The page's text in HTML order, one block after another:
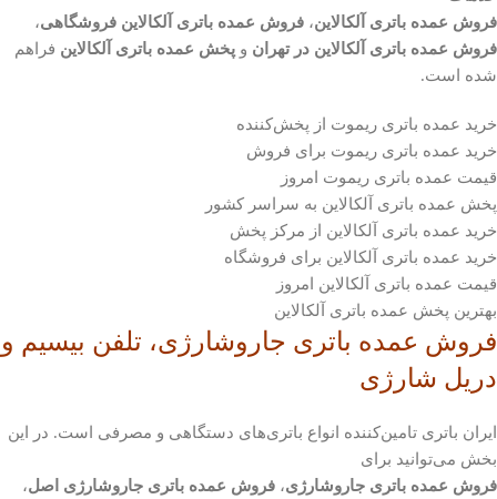
فروش عمده باتری آلکالاین، فروش عمده باتری آلکالاین فروشگاهی،
فروش عمده باتری آلکالاین در تهران و پخش عمده باتری آلکالاین فراهم
شده است.
خرید عمده باتری ریموت از پخش‌کننده
خرید عمده باتری ریموت برای فروش
قیمت عمده باتری ریموت امروز
پخش عمده باتری آلکالاین به سراسر کشور
خرید عمده باتری آلکالاین از مرکز پخش
خرید عمده باتری آلکالاین برای فروشگاه
قیمت عمده باتری آلکالاین امروز
بهترین پخش عمده باتری آلکالاین
فروش عمده باتری جاروشارژی، تلفن بیسیم و
دریل شارژی
ایران باتری تامین‌کننده انواع باتری‌های دستگاهی و مصرفی است. در این
بخش می‌توانید برای
فروش عمده باتری جاروشارژی، فروش عمده باتری جاروشارژی اصل،